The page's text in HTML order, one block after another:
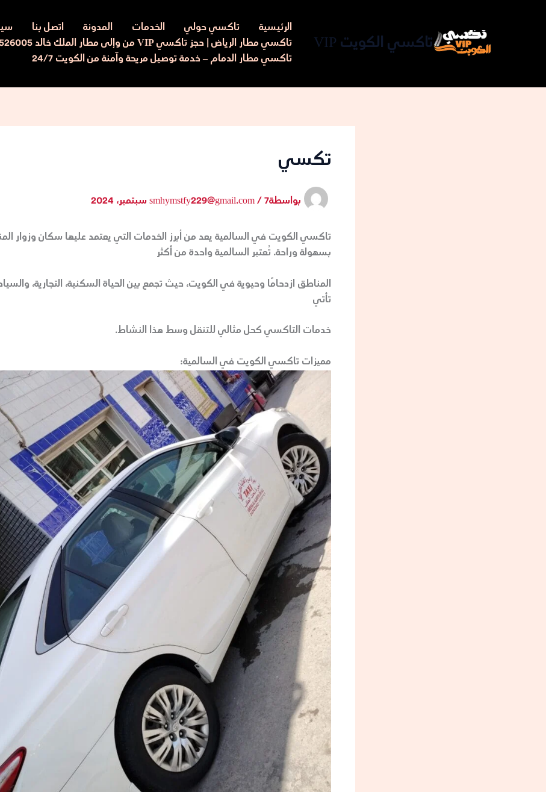
تاكسي الكويت VIP
الرئيسية تاكسي حولي الخدمات المدونة اتصل بنا
تاكسي مطار الرياض | حجز تاكسي VIP من وإلى مطار الملك خالد 97526005
تاكسي مطار الدمام – خدمة توصيل مريحة وآمنة من الكويت 24/7
تكسي
بواسطة smhymstfy229@gmail.com/7 سبتمبر، 2024
تاكسي الكويت في السالمية يعد من أبرز الخدمات التي يعتمد عليها سكان وزوار
بسهولة وراحة. تُعتبر السالمية واحدة من أكثر
المناطق ازدحامًا وحيوية في الكويت، حيث تجمع بين الحياة السكنية، التجارية،
تأتي
خدمات التاكسي كحل مثالي للتنقل وسط هذا النشاط.
مميزات تاكسي الكويت في السالمية: